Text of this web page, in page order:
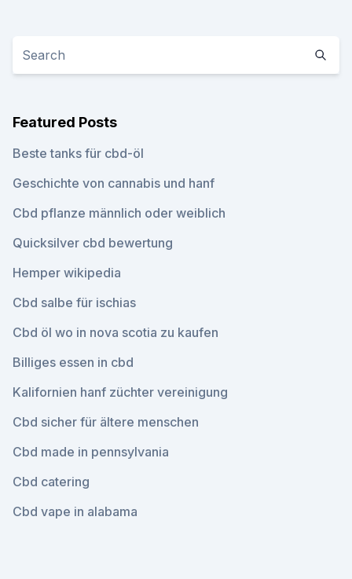
Featured Posts
Beste tanks für cbd-öl
Geschichte von cannabis und hanf
Cbd pflanze männlich oder weiblich
Quicksilver cbd bewertung
Hemper wikipedia
Cbd salbe für ischias
Cbd öl wo in nova scotia zu kaufen
Billiges essen in cbd
Kalifornien hanf züchter vereinigung
Cbd sicher für ältere menschen
Cbd made in pennsylvania
Cbd catering
Cbd vape in alabama